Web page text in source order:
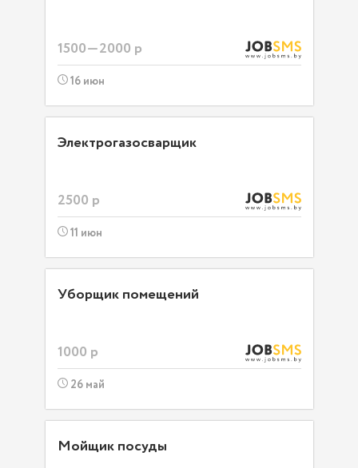
1500—2000 р
16 июн
Электрогазосварщик
2500 р
11 июн
Уборщик помещений
1000 р
26 май
Мойщик посуды